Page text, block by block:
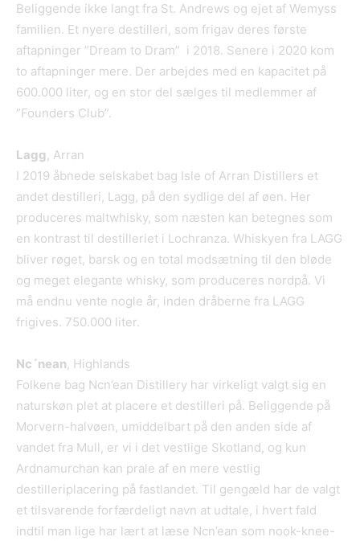
Beliggende ikke langt fra St. Andrews og ejet af Wemyss
familien. Et nyere destilleri, som frigav deres første
aftapninger ”Dream to Dram” i 2018. Senere i 2020 kom
to aftapninger mere. Der arbejdes med en kapacitet på
600.000 liter, og en stor del sælges til medlemmer af
”Founders Club”.
Lagg, Arran
I 2019 åbnede selskabet bag Isle of Arran Distillers et
andet destilleri, Lagg, på den sydlige del af øen. Her
produceres maltwhisky, som næsten kan betegnes som
en kontrast til destilleriet i Lochranza. Whiskyen fra LAGG
bliver røget, barsk og en total modsætning til den bløde
og meget elegante whisky, som produceres nordpå. Vi
må endnu vente nogle år, inden dråberne fra LAGG
frigives. 750.000 liter.
Nc´nean, Highlands
Folkene bag Ncn’ean Distillery har virkeligt valgt sig en
naturskøn plet at placere et destilleri på. Beliggende på
Morvern-halvøen, umiddelbart på den anden side af
vandet fra Mull, er vi i det vestlige Skotland, og kun
Ardnamurchan kan prale af en mere vestlig
destilleriplacering på fastlandet. Til gengæld har de valgt
et tilsvarende forfærdeligt navn at udtale, i hvert fald
indtil man lige har lært at læse Ncn’ean som nook-knee-